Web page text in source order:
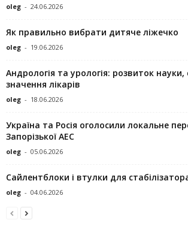
oleg - 24.06.2026
Як правильно вибрати дитяче ліжечко
oleg - 19.06.2026
Андрологія та урологія: розвиток науки,
значення лікарів
oleg - 18.06.2026
Україна та Росія оголосили локальне
Запорізької АЕС
oleg - 05.06.2026
Сайлентблоки і втулки для
oleg - 04.06.2026